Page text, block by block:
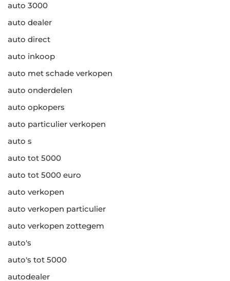
auto 3000
auto dealer
auto direct
auto inkoop
auto met schade verkopen
auto onderdelen
auto opkopers
auto particulier verkopen
auto s
auto tot 5000
auto tot 5000 euro
auto verkopen
auto verkopen particulier
auto verkopen zottegem
auto's
auto's tot 5000
autodealer